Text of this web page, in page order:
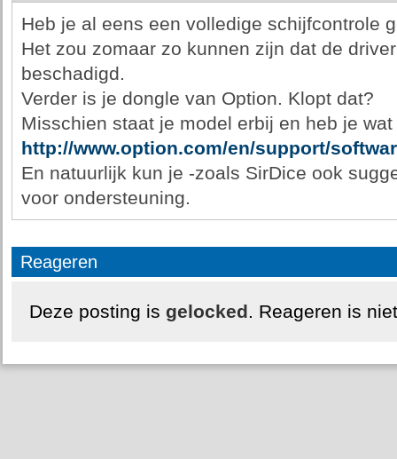
Heb je al eens een volledige schijfcontrole
Het zou zomaar zo kunnen zijn dat de
beschadigd.
Verder is je dongle van Option. Klopt dat?
Misschien staat je model erbij en heb je
http://www.option.com/en/support/
En natuurlijk kun je -zoals SirDice ook
voor ondersteuning.
Reageren
Deze posting is gelocked. Reageren is